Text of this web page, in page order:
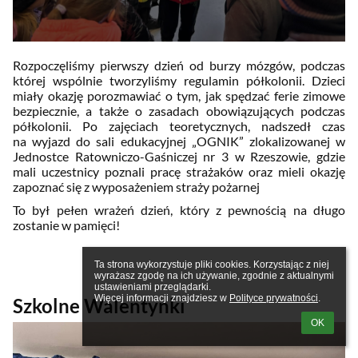
Ta strona wykorzystuje pliki cookies. Korzystając z niej
wyrażasz zgodę na ich używanie, zgodnie z aktualnymi
ustawieniami przeglądarki.
Więcej informacji znajdziesz w Polityce prywatności.
OK
Rozpoczęliśmy pierwszy dzień od burzy mózgów, podczas
której wspólnie tworzyliśmy regulamin półkolonii. Dzieci
miały okazję porozmawiać o tym, jak spędzać ferie zimowe
bezpiecznie, a także o zasadach obowiązujących podczas
półkolonii. Po zajęciach teoretycznych, nadszedł czas
na wyjazd do sali edukacyjnej „OGNIK” zlokalizowanej w
Jednostce Ratowniczo-Gaśniczej nr 3 w Rzeszowie, gdzie
mali uczestnicy poznali pracę strażaków oraz mieli okazję
zapoznać się z wyposażeniem straży pożarnej
To był pełen wrażeń dzień, który z pewnością na długo
zostanie w pamięci!
Szkolne Walentynki